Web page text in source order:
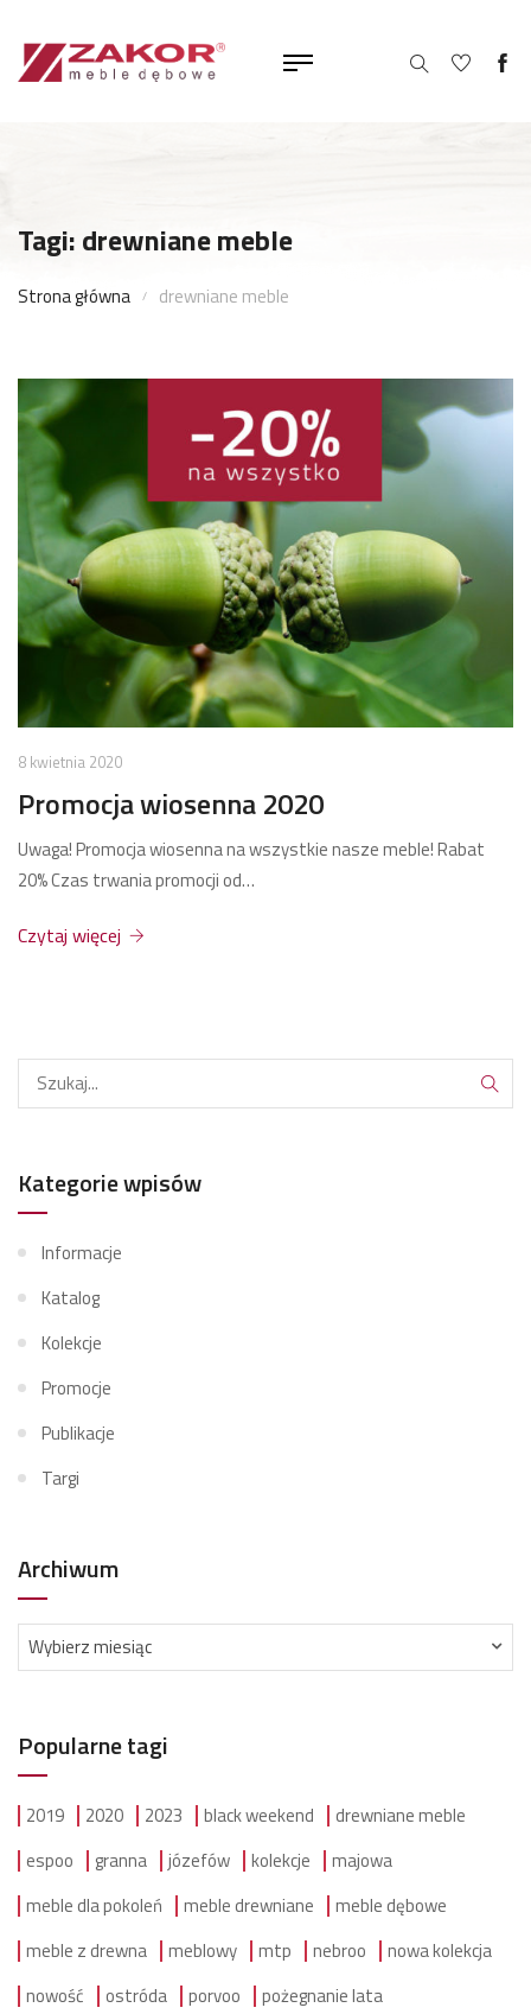
Tagi: drewniane meble
Strona główna drewniane meble
8 kwietnia 2020
Promocja wiosenna 2020
Uwaga! Promocja wiosenna na wszystkie nasze meble! Rabat
20% Czas trwania promocji od…
Czytaj więcej
Kategorie wpisów
Informacje
Katalog
Kolekcje
Promocje
Publikacje
Targi
Archiwum
Archiwum
Wybierz miesiąc
Popularne tagi
2019 2020 2023 black weekend
drewniane meble
espoo
granna józefów kolekcje
majowa
meble dla pokoleń
meble drewniane
meble dębowe
meble z drewna
meblowy mtp nebroo
nowa kolekcja
nowość
ostróda porvoo
pożegnanie lata